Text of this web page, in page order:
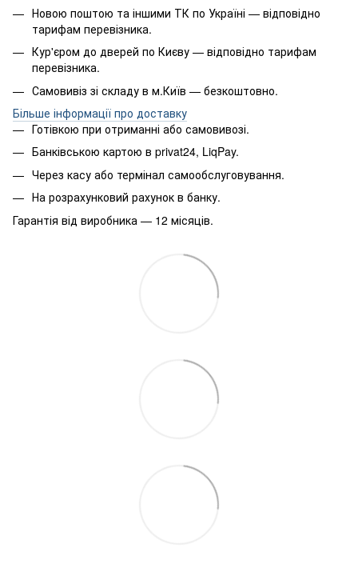
Новою поштою та іншими ТК по Україні — відповідно
тарифам перевізника.
Кур'єром до дверей по Києву — відповідно тарифам
перевізника.
Самовивіз зі складу в м.Київ — безкоштовно.
Більше інформації про доставку
Готівкою при отриманні або самовивозі.
Банківською картою в privat24, LiqPay.
Через касу або термінал самообслуговування.
На розрахунковий рахунок в банку.
Гарантія від виробника — 12 місяців.